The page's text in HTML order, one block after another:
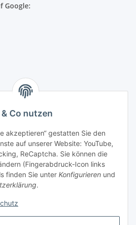
Co nutzen
akzeptieren“ gestatten Sie den
auf unserer Website: YouTube,
ReCaptcha. Sie können die
(Fingerabdruck-Icon links
finden Sie unter Konfigurieren und
.
Google: